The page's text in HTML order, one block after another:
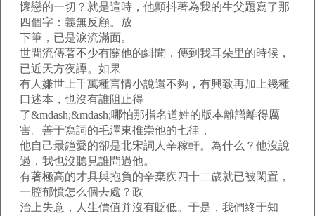
懷戀的一切？就是這時，他顫抖著為我的生父題寫了那
四個字：義無反顧。放
下筆，已是淚流滿面。
世間流傳著不少有關他的緋聞，傳到我耳朵里的時候，
已近天方夜譚。如果
有人嫌世上千萬種言情小說還不夠，有興致再加上幾種
口述本，也沒有誰阻止得
了&mdash;&mdash;哪怕那指名道姓的版本離譜離得厲
害。善于寫詞的毛澤東推崇他的七律，
他自己最鐘愛的卻是北宋詞人辛稼軒。為什么？他沒說
過，我也沒聽見誰問過他。
有著極高的才具與抱負的辛棄疾四十二歲就已被閑置，
一腔郁憤怎么個去處？政
治上失意，人生價值并沒有貶低。于是，我們終于知